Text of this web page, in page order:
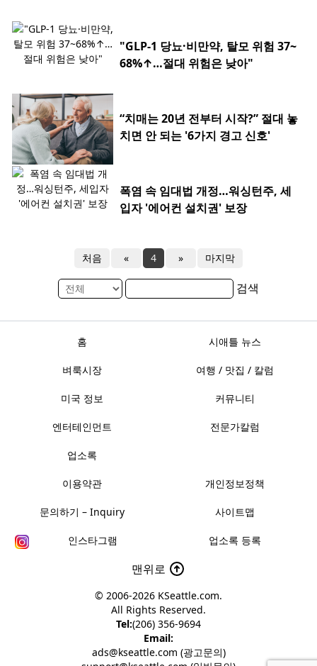
"GLP-1 당뇨·비만약, 탈모 위험 37~
68%↑…절대 위험은 낮아"
“치매는 20년 전부터 시작?” 절대 놓
치면 안 되는 '6가지 경고 신호'
폭염 속 임대법 개정…워싱턴주, 세
입자 '에어컨 설치권' 보장
처음 « 4 » 마지막
검색
홈 시애틀 뉴스
벼룩시장 여행 / 맛집 / 칼럼
미국 정보 커뮤니티
엔터테인먼트 전문가칼럼
업소록
이용약관 개인정보정책
문의하기 – Inquiry 사이트맵
인스타그램 업소록 등록
맨위로
© 2006-2026 KSeattle.com.
All Rights Reserved.
Tel:(206) 356-9694
Email:
ads@kseattle.com (광고문의)